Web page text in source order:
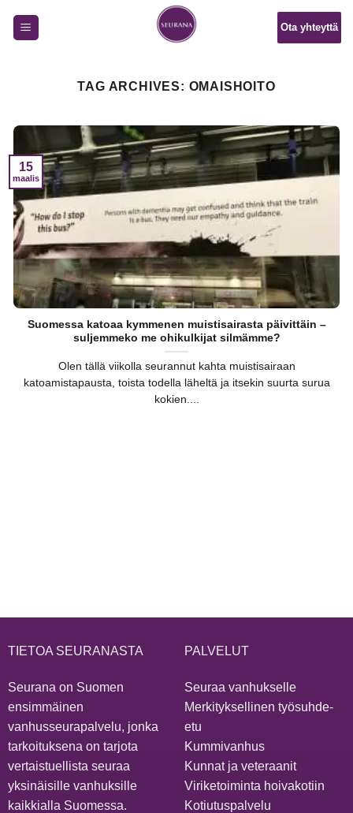
Ota yhteyttä
TAG ARCHIVES: OMAISHOITO
Suomessa katoaa kymmenen muistisairasta päivittäin –
suljemmeko me ohikulkijat silmämme?
Olen tällä viikolla seurannut kahta muistisairaan
katoamistapausta, toista todella läheltä ja itsekin suurta surua
kokien....
15
maalis
TIETOA SEURANASTA
Seurana on Suomen
ensimmäinen
vanhusseurapalvelu, jonka
tarkoituksena on tarjota
vertaistuellista seuraa
yksinäisille vanhuksille
kaikkialla Suomessa.
PALVELUT
Seuraa vanhukselle
Merkityksellinen työsuhde-
etu
Kummivanhus
Kunnat ja veteraanit
Viriketoiminta hoivakotiin
Kotiutuspalvelu